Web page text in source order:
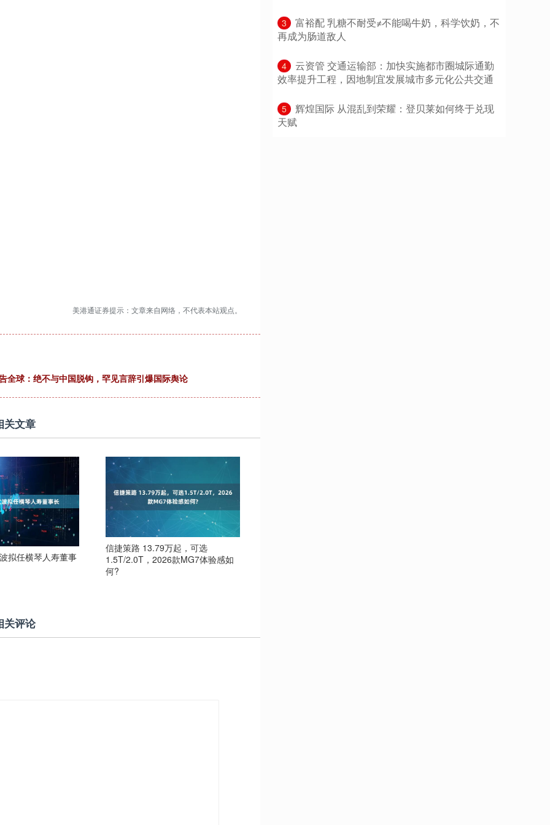
美港通证券提示：文章来自网络，不代表本站观点。
全球：绝不与中国脱钩，罕见言辞引爆国际舆论
关文章
拟任横琴人寿董事
信捷策路 13.79万起，可选
1.5T/2.0T，2026款MG7体验感如
何?
关评论
3
​富裕配 乳糖不耐受≠不能喝牛奶，科学饮奶，不
再成为肠道敌人
4
​云资管 交通运输部：加快实施都市圈城际通勤
效率提升工程，因地制宜发展城市多元化公共交通
5
​辉煌国际 从混乱到荣耀：登贝莱如何终于兑现
天赋